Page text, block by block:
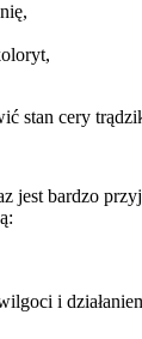
stan cery
jest bardzo
i